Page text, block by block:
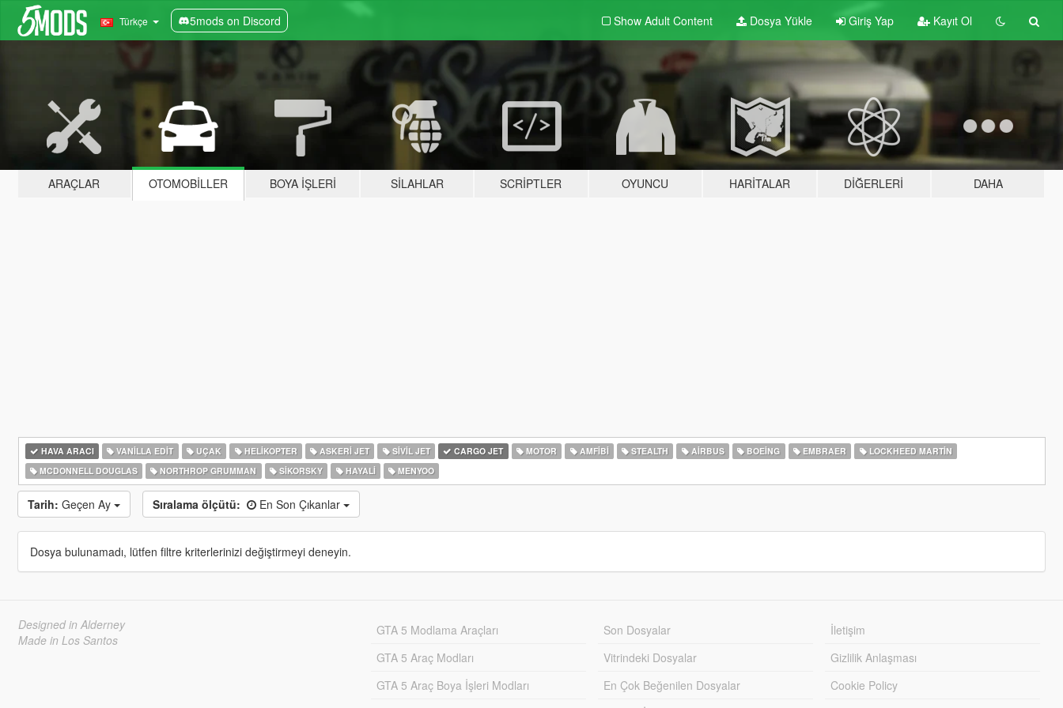
Türkçe 5mods on Discord Show Adult Content Dosya Yükle Giriş Yap Kayıt Ol
ARAÇLAR OTOMOBILLER BOYA İŞLERI SILAHLAR SCRIPTLER OYUNCU HARITALAR DIĞERLERI DAHA
HAVA ARACI VANILLA EDIT UÇAK HELIKOPTER ASKERI JET SIVIL JET CARGO JET MOTOR AMFIBI STEALTH AIRBUS BOEING EMBRAER
LOCKHEED MARTIN
MCDONNELL DOUGLAS
NORTHROP GRUMMAN SIKORSKY HAYALI MENYOO
Tarih: Geçen Ay Sıralama ölçütü: En Son Çıkanlar
Dosya bulunamadı, lütfen filtre kriterlerinizi değiştirmeyi deneyin.
Designed in Alderney
Made in Los Santos
GTA 5 Modlama Araçları
GTA 5 Araç Modları
GTA 5 Araç Boya İşleri Modları
Son Dosyalar
Vitrindeki Dosyalar
En Çok Beğenilen Dosyalar
İletişim
Gizlilik Anlaşması
Cookie Policy